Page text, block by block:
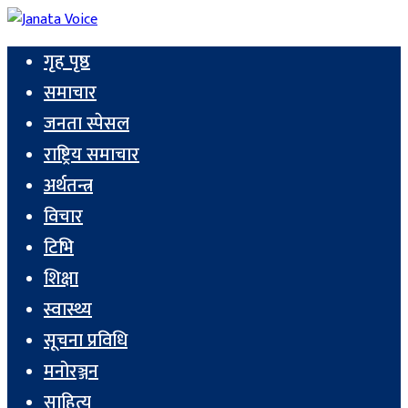
गृह पृष्ठ
समाचार
जनता स्पेसल
राष्ट्रिय समाचार
अर्थतन्त्र
विचार
टिभि
शिक्षा
स्वास्थ्य
सूचना प्रविधि
मनोरञ्जन